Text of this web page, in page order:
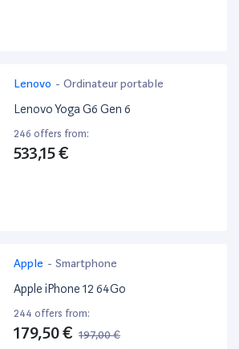
Lenovo - Ordinateur portable
Lenovo Yoga G6 Gen 6
246 offers from:
533,15 €
Apple - Smartphone
Apple iPhone 12 64Go
244 offers from:
179,50 € 197,00 €